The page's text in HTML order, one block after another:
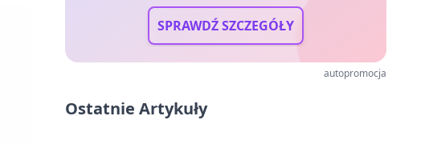
SPRAWDŹ SZCZEGÓŁY
autopromocja
Ostatnie Artykuły